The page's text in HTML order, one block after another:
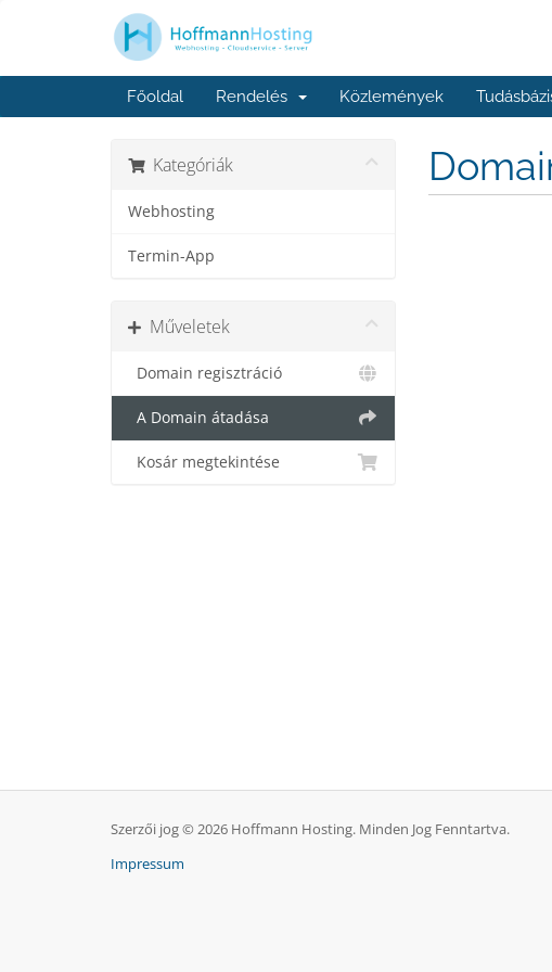
Főoldal Rendelés Közlemények
Kategóriák
Webhosting
Termin-App
Műveletek
Domain regisztráció
A Domain átadása
Kosár megtekintése
Szerzői jog © 2026 Hoffmann Hosting. Minden Jog Fenntartva.
Impressum